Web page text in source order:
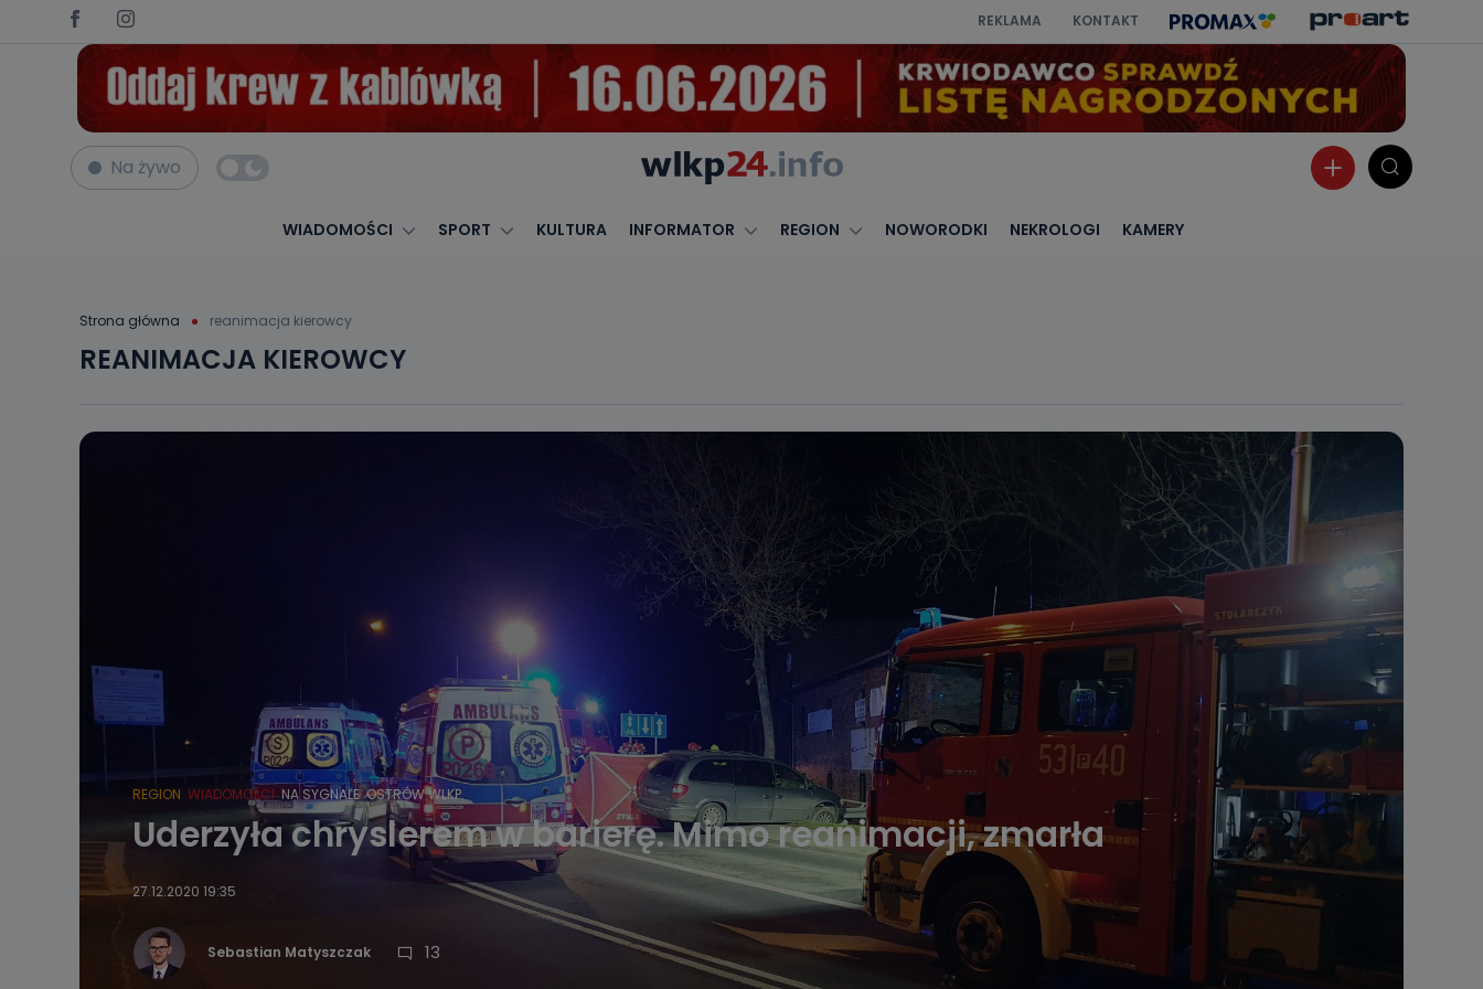
REKLAMA KONTAKT
Na żywo
WIADOMOŚCI SPORT KULTURA INFORMATOR REGION NOWORODKI NEKROLOGI KAMERY
Strona główna reanimacja kierowcy
REANIMACJA KIEROWCY
REGION WIADOMOŚCI NA SYGNALE OSTRÓW WLKP.
Uderzyła chryslerem w barierę. Mimo reanimacji, zmarła
27.12.2020 19:35
Sebastian Matyszczak 13